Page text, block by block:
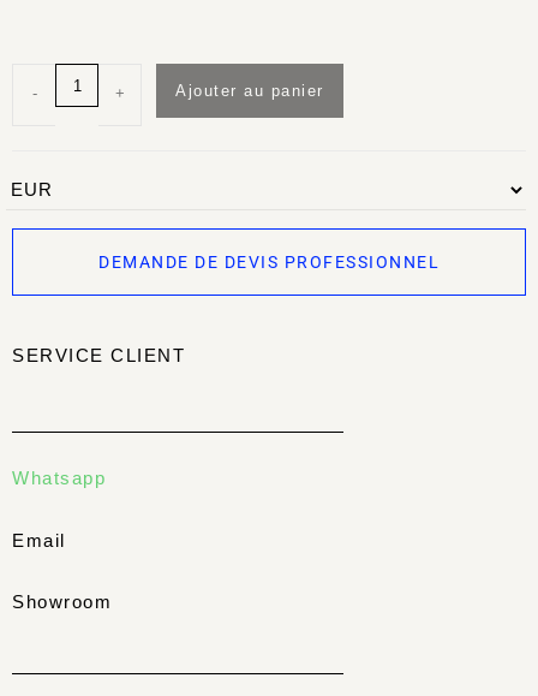
- + Ajouter au panier
DEMANDE DE DEVIS PROFESSIONNEL
SERVICE CLIENT
Whatsapp
Email
Showroom